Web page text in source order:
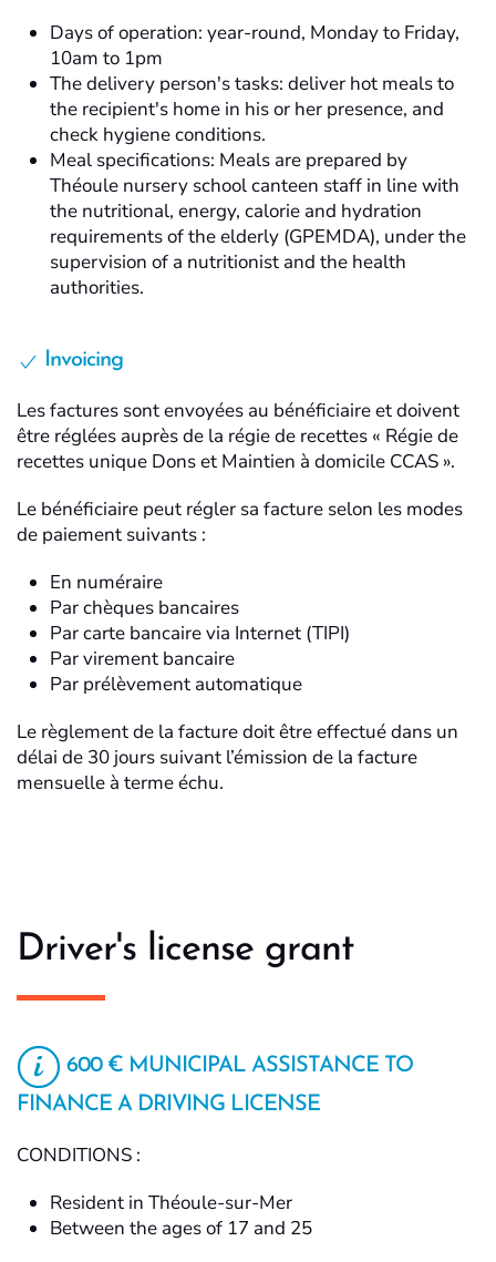
Days of operation: year-round, Monday to Friday,
10am to 1pm
The delivery person's tasks: deliver hot meals to
the recipient's home in his or her presence, and
check hygiene conditions.
Meal specifications: Meals are prepared by
Théoule nursery school canteen staff in line with
the nutritional, energy, calorie and hydration
requirements of the elderly (GPEMDA), under the
supervision of a nutritionist and the health
authorities.
Invoicing
Les factures sont envoyées au bénéficiaire et doivent
être réglées auprès de la régie de recettes « Régie de
recettes unique Dons et Maintien à domicile CCAS ».
Le bénéficiaire peut régler sa facture selon les modes
de paiement suivants :
En numéraire
Par chèques bancaires
Par carte bancaire via Internet (TIPI)
Par virement bancaire
Par prélèvement automatique
Le règlement de la facture doit être effectué dans un
délai de 30 jours suivant l’émission de la facture
mensuelle à terme échu.
Driver's license grant
600 € MUNICIPAL ASSISTANCE TO
FINANCE A DRIVING LICENSE
CONDITIONS :
Resident in Théoule-sur-Mer
Between the ages of 17 and 25